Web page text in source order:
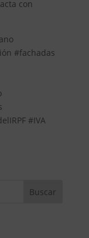
con
#fachadas
#IVA